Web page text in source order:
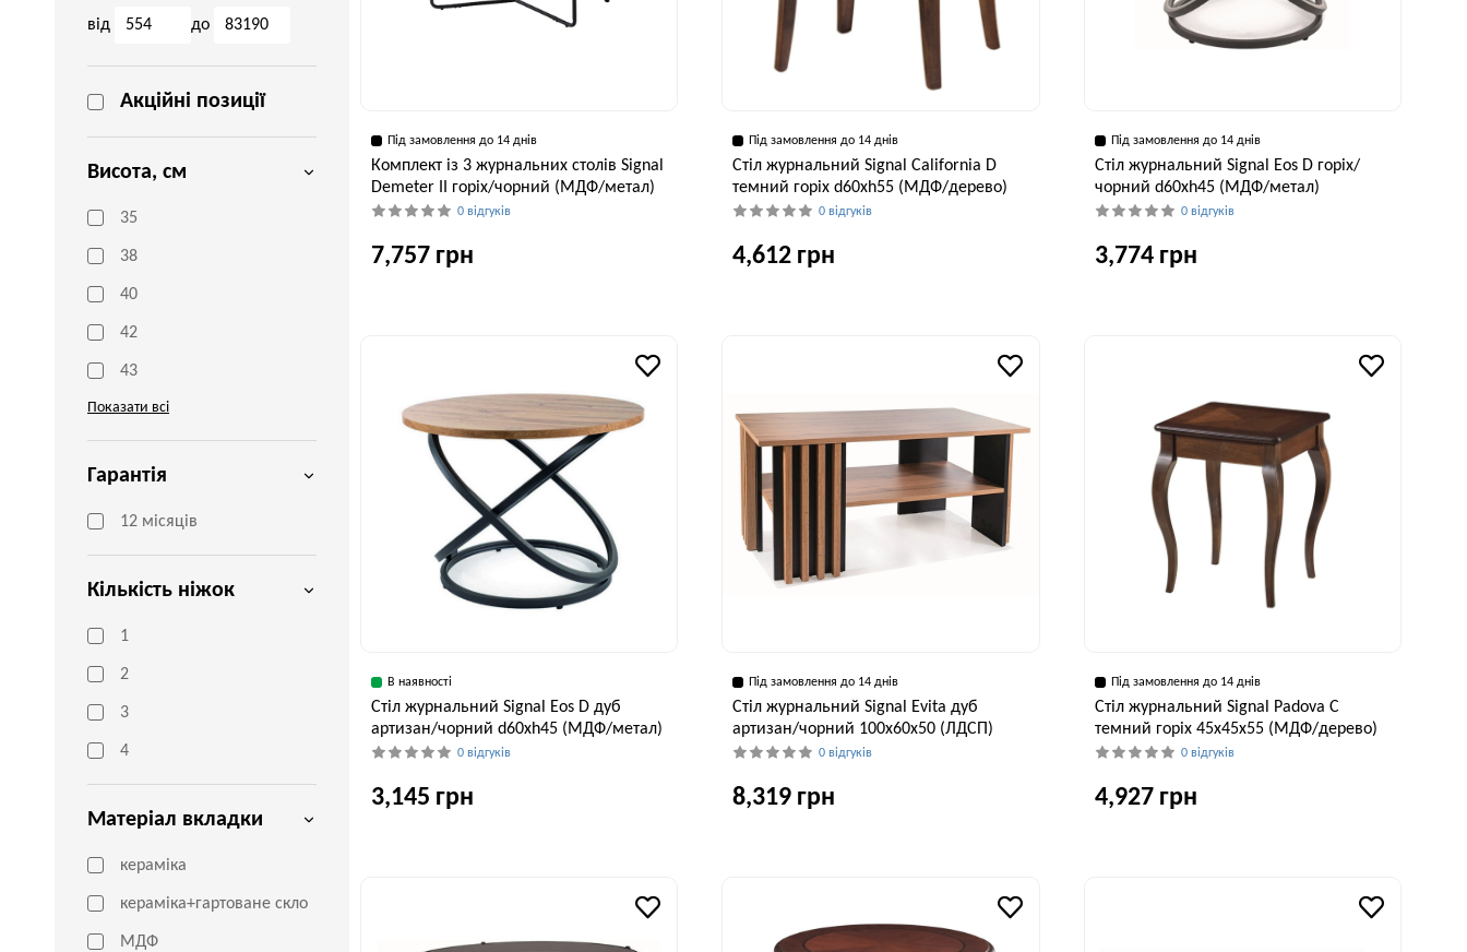
від до
Акційні позиції
Висота, см
35
38
40
42
43
Показати всі
Гарантія
12 місяців
Кількість ніжок
1
2
3
4
Матеріал вкладки
кераміка
кераміка+гартоване скло
МДФ
Під замовлення до 14 днів
Комплект із 3 журнальних столів Signal
Demeter II горіх/чорний (МДФ/метал)
0 відгуків
7,757 грн
40 см
Під замовлення до 14 днів
Стіл журнальний Signal California D
темний горіх d60хh55 (МДФ/дерево)
0 відгуків
4,612 грн
55 см
Під замовлення до 14 днів
Стіл журнальний Signal Eos D горіх/
чорний d60хh45 (МДФ/метал)
0 відгуків
3,774 грн
45 см
В наявності
Стіл журнальний Signal Eos D дуб
артизан/чорний d60хh45 (МДФ/метал)
0 відгуків
3,145 грн
45 см
Під замовлення до 14 днів
Стіл журнальний Signal Evita дуб
артизан/чорний 100х60х50 (ЛДСП)
0 відгуків
8,319 грн
50 см
Під замовлення до 14 днів
Стіл журнальний Signal Padova C
темний горіх 45х45х55 (МДФ/дерево)
0 відгуків
4,927 грн
55 см